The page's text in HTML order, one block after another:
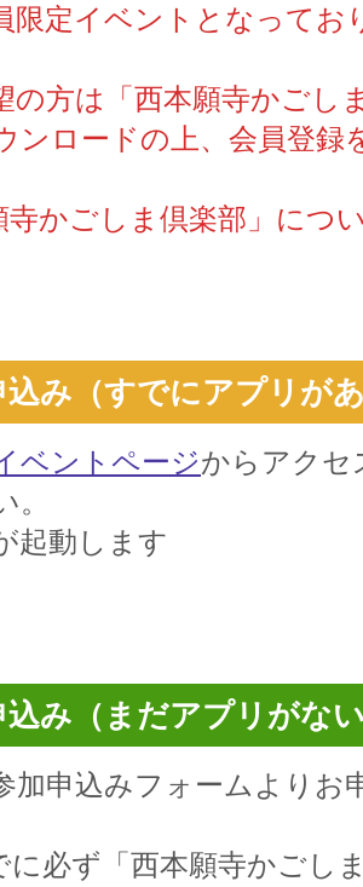
限定イベントとなってお
の方は「西本願寺かごし
ンロードの上、会員登録
かごしま倶楽部」につ
込み（すでにアプリが
ベントページからアクセ
。
起動します
込み（まだアプリがな
加申込みフォームよりお
必ず「西本願寺かごし